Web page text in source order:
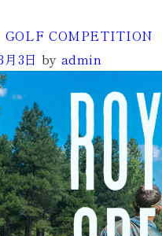
COMPETITION
3日 by admin